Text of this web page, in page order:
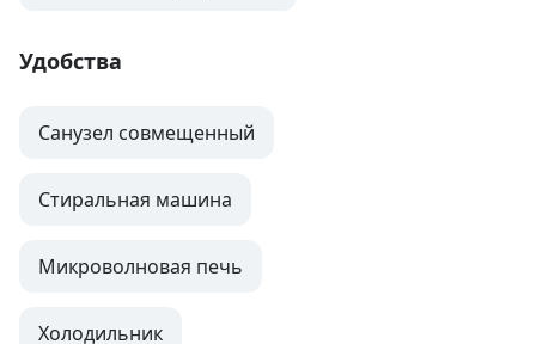
Удобства
Санузел совмещенный
Стиральная машина
Микроволновая печь
Холодильник